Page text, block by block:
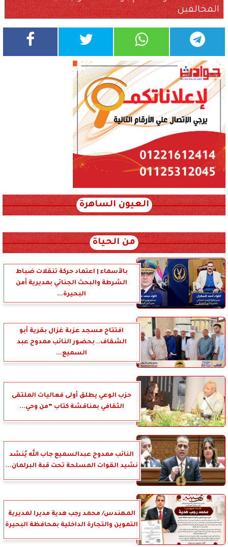
المخالفين
العيون الساهرة
من الحياة
بالأسماء | اعتماد حركة تنقلات ضباط
الشرطة والبحث الجنائي بمديرية أمن
البحيرة...
افتتاح مسجد عزبة غزال بقرية أبو
الشقاف.. بحضور النائب ممدوح عبد
السميع...
حزب الوعي يطلق أولى فعاليات الملتقى
الثقافي بمناقشة كتاب ”من وحي...
النائب ممدوح عبدالسميع جاب الله يُنشد
نشيد القوات المسلحة تحت قبة البرلمان...
المهندس/ محمد رجب هدية مديرا لمديرية
التموين والتجارة الداخلية بمحافظة البحيرة